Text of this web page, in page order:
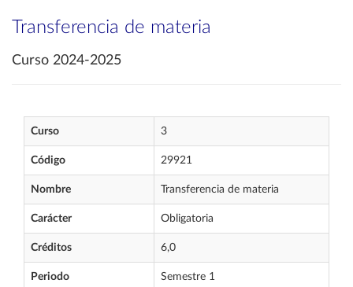
Transferencia de materia
Curso 2024-2025
Curso 3
Código 29921
Nombre Transferencia de materia
Carácter Obligatoria
Créditos 6,0
Periodo Semestre 1